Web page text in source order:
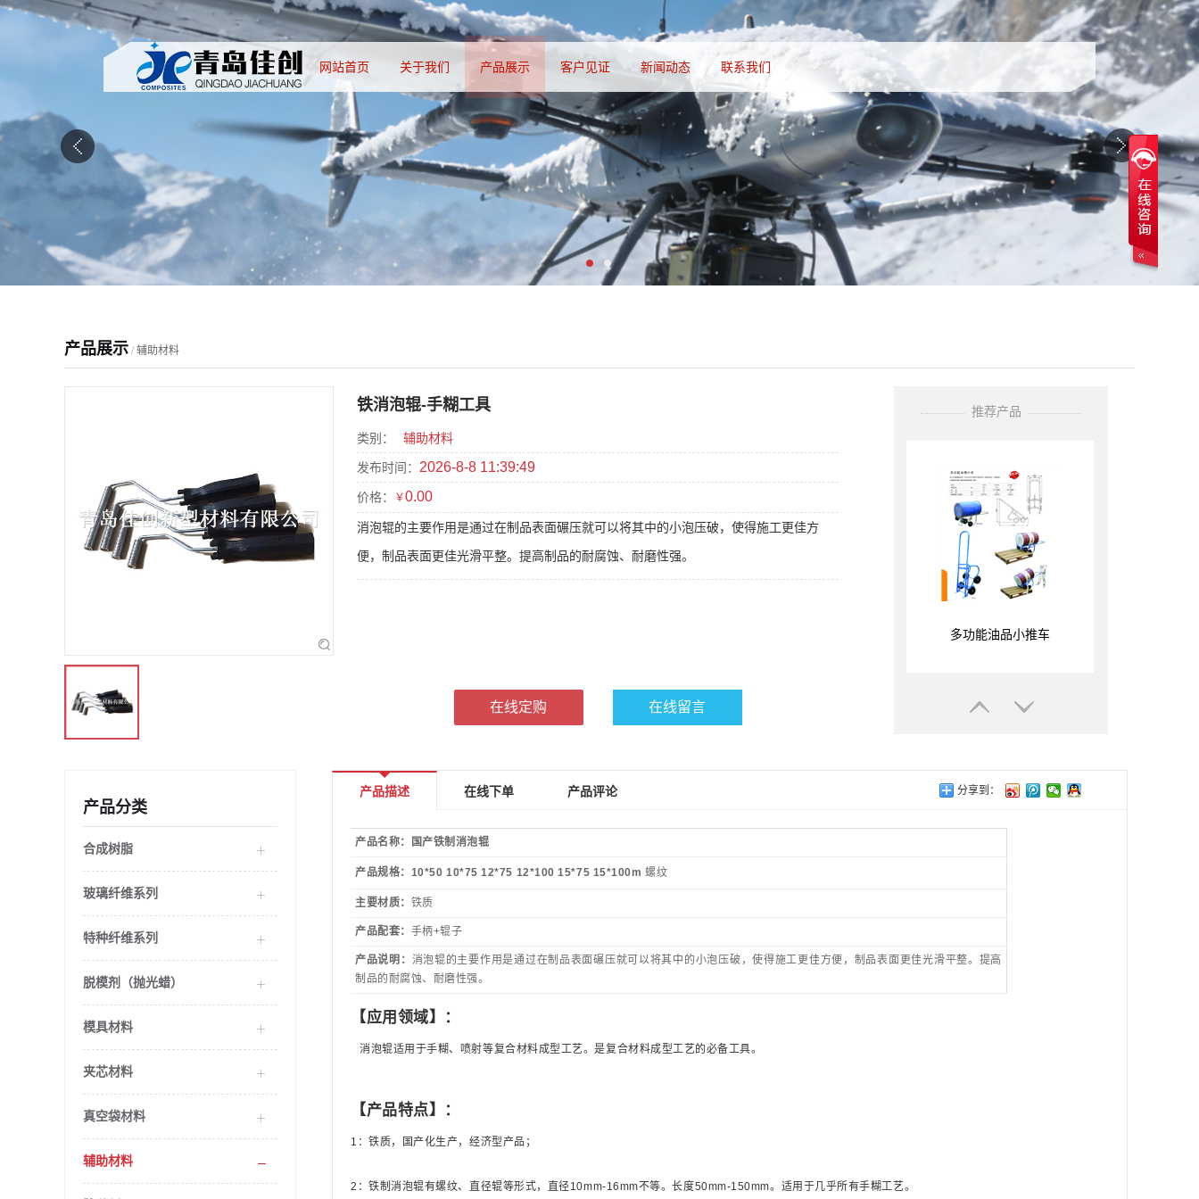
网站首页 关于我们 产品展示 客户见证 新闻动态 联系我们
产品展示 / 辅助材料
铁消泡辊-手糊工具
类别： 辅助材料
发布时间： 2026-8-8 11:39:49
价格： ￥0.00
消泡辊的主要作用是通过在制品表面碾压就可以将其中的小泡压破，使得施工更佳方
便，制品表面更佳光滑平整。提高制品的耐腐蚀、耐磨性强。
在线定购 在线留言
推荐产品
一种比表面积为200㎡/g的亲水型
流挂的助剂，具有改善粉末的性
质，提高流动性和抗结块性。
树脂桶小车，方便实用
多功能油品小推车
产品分类
合成树脂
玻璃纤维系列
特种纤维系列
脱模剂（抛光蜡）
模具材料
夹芯材料
真空袋材料
辅助材料
产品描述 在线下单 产品评论 分享到：
产品名称： 国产铁制消泡辊
产品规格： 10*50 10*75 12*75 12*100 15*75 15*100m 螺纹
主要材质： 铁质
产品配套： 手柄+辊子
产品说明： 消泡辊的主要作用是通过在制品表面碾压就可以将其中的小泡压破，使得施工更佳方便，制品表面更佳光滑平整。提高
制品的耐腐蚀、耐磨性强。
【应用领域】：
消泡辊适用于手糊、喷射等复合材料成型工艺。是复合材料成型工艺的必备工具。
【产品特点】：
1 ：铁质，国产化生产，经济型产品；
2 ：铁制消泡辊有螺纹、直径辊等形式，直径10mm-16mm不等。长度50mm-150mm。适用于几乎所有手糊工艺。